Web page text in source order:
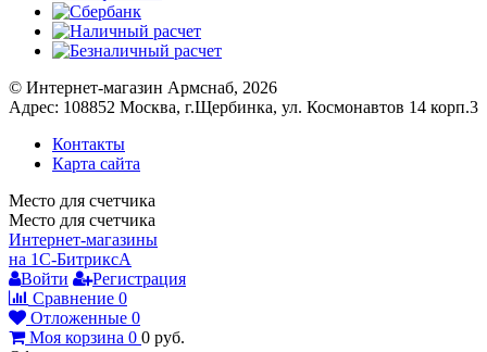
© Интернет-магазин Армснаб, 2026
Адрес: 108852 Москва, г.Щербинка, ул. Космонавтов 14 корп.3
Контакты
Карта сайта
Место для счетчика
Место для счетчика
Интернет-магазины
на 1С-БитриксA
Войти
Регистрация
Сравнение 0
Отложенные 0
Моя корзина 0 0 руб.